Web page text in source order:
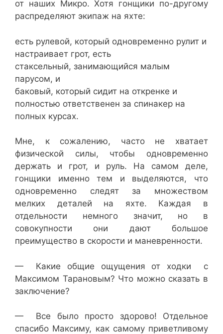
от наших Микро. Хотя гонщики по-другому
распределяют экипаж на яхте:
есть рулевой, который одновременно рулит и
настраивает грот, есть
стаксельный, занимающийся малым
парусом, и
баковый, который сидит на откренке и
полностью ответственен за спинакер на
полных курсах.
Мне, к сожалению, часто не хватает
физической силы, чтобы одновременно
держать и грот, и руль. На самом деле,
гонщики именно тем и выделяются, что
одновременно следят за множеством
мелких деталей на яхте. Каждая в
отдельности немного значит, но в
совокупности они дают большое
преимущество в скорости и маневренности.
— Какие общие ощущения от ходки с
Максимом Тарановым? Что можно сказать в
заключение?
— Все было просто здорово! Отдельное
спасибо Максиму, как самому приветливому